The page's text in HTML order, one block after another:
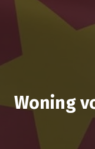
Woning